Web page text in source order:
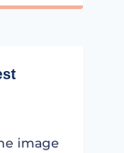
image